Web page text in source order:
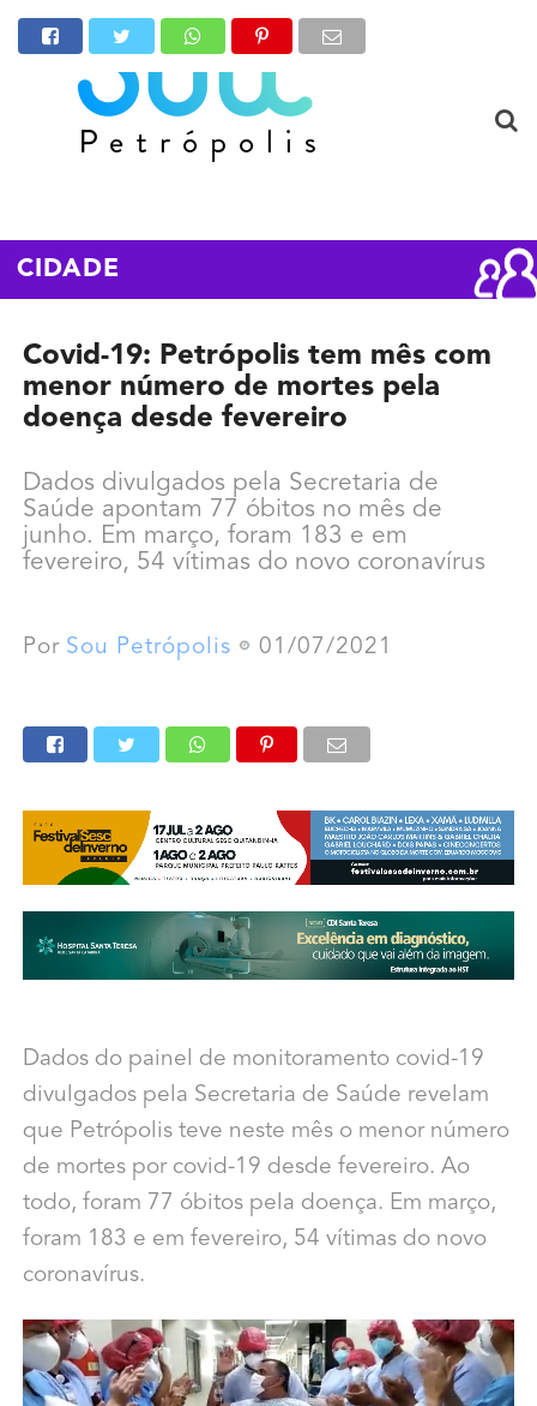
CIDADE
Covid-19: Petrópolis tem mês com
menor número de mortes pela
doença desde fevereiro
Dados divulgados pela Secretaria de
Saúde apontam 77 óbitos no mês de
junho. Em março, foram 183 e em
fevereiro, 54 vítimas do novo coronavírus
Por Sou Petrópolis 01/07/2021
Dados do painel de monitoramento covid-19
divulgados pela Secretaria de Saúde revelam
que Petrópolis teve neste mês o menor número
de mortes por covid-19 desde fevereiro. Ao
todo, foram 77 óbitos pela doença. Em março,
foram 183 e em fevereiro, 54 vítimas do novo
coronavírus.